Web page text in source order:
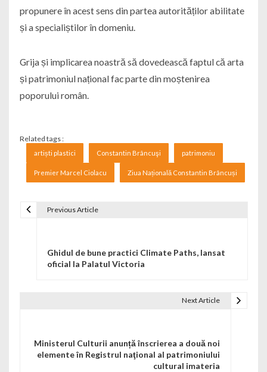
propunere în acest sens din partea autorităților abilitate
și a specialiștilor în domeniu.
Grija și implicarea noastră să dovedească faptul că arta
și patrimoniul național fac parte din moștenirea
poporului român.
Related tags :
artiști plastici Constantin Brâncuşi patrimoniu
Premier Marcel Ciolacu Ziua Națională Constantin Brâncuși
Previous Article
Ghidul de bune practici Climate Paths, lansat
oficial la Palatul Victoria
Next Article
Ministerul Culturii anunță înscrierea a două noi
elemente în Registrul naţional al patrimoniului
cultural imateria